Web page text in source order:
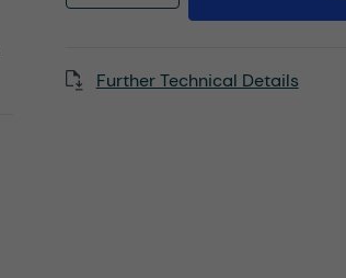
Further Technical Details